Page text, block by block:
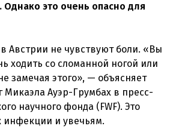
Однако это очень опасно для
Австрии не чувствуют боли. «Вы
ходить со сломанной ногой или
замечая этого», — объясняет
Микаэла Ауэр-Грумбах в пресс-
научного фонда (FWF). Это
инфекции и увечьям.